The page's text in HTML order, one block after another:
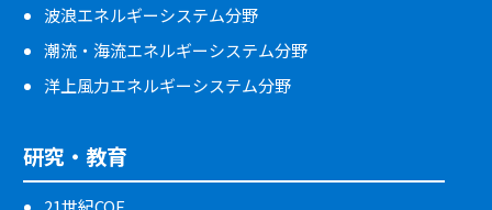
波浪エネルギーシステム分野
潮流・海流エネルギーシステム分野
洋上風力エネルギーシステム分野
研究・教育